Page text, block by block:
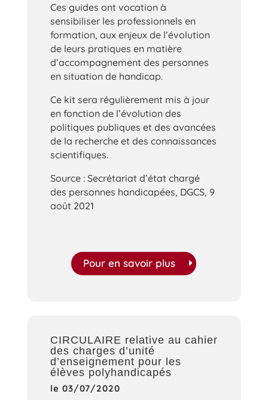
Ces guides ont vocation à
sensibiliser les professionnels en
formation, aux enjeux de l’évolution
de leurs pratiques en matière
d’accompagnement des personnes
en situation de handicap.
Ce kit sera régulièrement mis à jour
en fonction de l’évolution des
politiques publiques et des avancées
de la recherche et des connaissances
scientifiques.
Source : Secrétariat d’état chargé
des personnes handicapées, DGCS, 9
août 2021
Pour en savoir plus
CIRCULAIRE relative au cahier
des charges d’unité
d’enseignement pour les
élèves polyhandicapés
le 03/07/2020